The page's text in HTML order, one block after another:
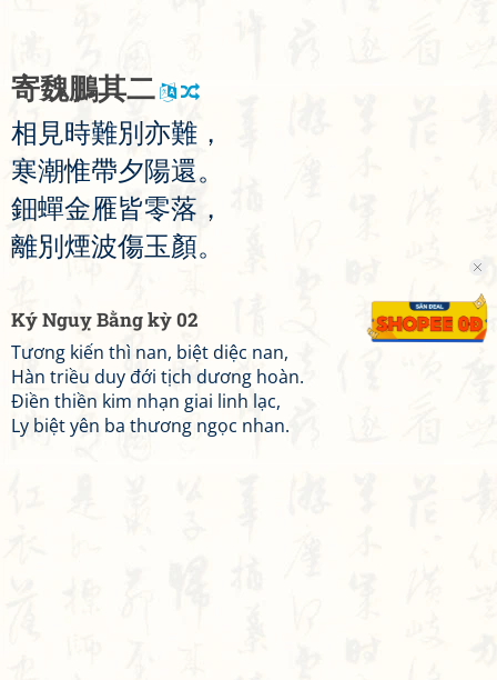
寄魏鵬其二
相 見時難別 亦難 ，
寒潮惟帶夕陽還。
鈿蟬金雁皆零落 ，
離別 煙波傷玉顏。
Ký Nguỵ Bằng kỳ 02
Tương kiến thì nan, biệt diệc nan,
Hàn triều duy đới tịch dương hoàn.
Điền thiền kim nhạn giai linh lạc,
Ly biệt yên ba thương ngọc nhan.